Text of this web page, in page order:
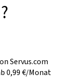
Servus.com
0,99 €/Monat